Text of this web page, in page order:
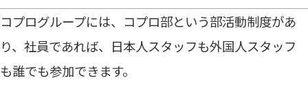
コプログループには、コプロ部という部活動制度があ
り、社員であれば、日本人スタッフも外国人スタッフ
も誰でも参加できます。